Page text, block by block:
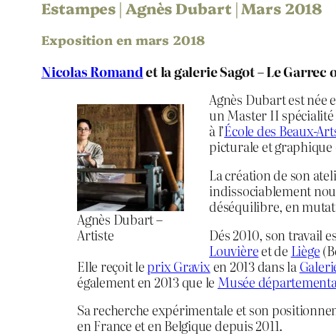
Estampes | Agnès Dubart | Mars 2018
Exposition en mars 2018
Nicolas Romandet la galerie Sagot – Le
Agnès Dubart –
Artiste
Agnès Dubart est née
un Master II
à l’École des Beaux-
picturale et graphique
La création de son
indissociablement
déséquilibre, en
Dés 2010, son travail
Louvièreet de Liège
Elle reçoit leprix Gravixen 2013 dans la
également en 2013 que le Musée
Sa recherche expérimentale et son
en France et en Belgique depuis 2011.